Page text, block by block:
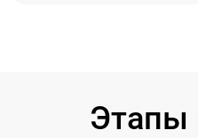
Этапы